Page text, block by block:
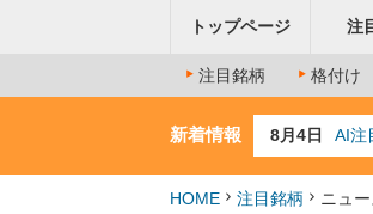
トップページ 注
注目銘柄 格付け
新着情報 8月4日
AI
8月3日
人
HOME 注目銘柄 ニュ